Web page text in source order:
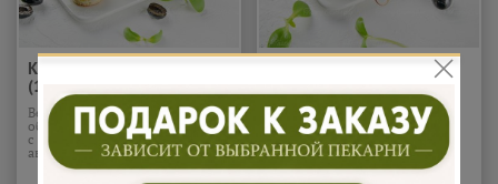
Креветка с гуакомоле
(10шт)
Вес 1 шт - 20 гр. Канапе из
обжаренной тигровой креветки
с соусом гуакомоле из спелого
авокадо на тостеПодробнее...
Парма с сыром (10шт)
Вес 1 шт - 20 гр. Ролл из
пармской ветчины,
фаршированный сыром
«Моцарелла» и «Чеддер» с
запечёнными баклажанами.
Подробнее...